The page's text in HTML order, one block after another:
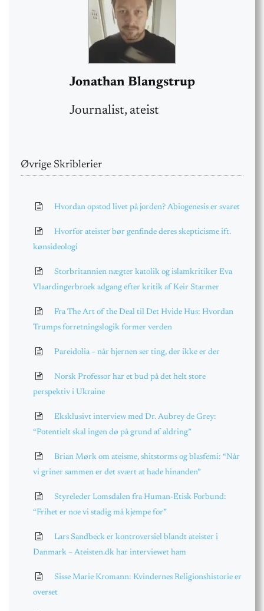
Jonathan Blangstrup
Journalist, ateist
Øvrige Skriblerier
Hvordan opstod livet på jorden? Abiogenesis er svaret
Hvorfor ateister bør genfinde deres skepticisme ift.
kønsideologi
Storbritannien nægter katolik og islamkritiker Eva
Vlaardingerbroek adgang efter kritik af Keir Starmer
Fra The Art of the Deal til Det Hvide Hus: Hvordan
Trumps forretningslogik former verden
Pareidolia – når hjernen ser ting, der ikke er der
Norsk Professor har et bud på det helt store
perspektiv i Ukraine
Eksklusivt interview med Dr. Aubrey de Grey:
“Potentielt skal ingen dø på grund af aldring”
Brian Mørk om ateisme, shitstorms og blasfemi: “Når
vi griner sammen er det svært at hade hinanden”
Styreleder Lomsdalen fra Human-Etisk Forbund:
“Frihet er noe vi stadig må kjempe for”
Lars Sandbeck er kontroversiel blandt ateister i
Danmark – Ateisten.dk har interviewet ham
Sisse Marie Kromann: Kvindernes Religionshistorie er
overset